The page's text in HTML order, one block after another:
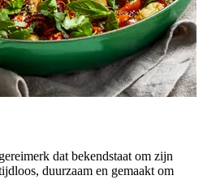
dat bekendstaat om zijn
duurzaam en gemaakt om